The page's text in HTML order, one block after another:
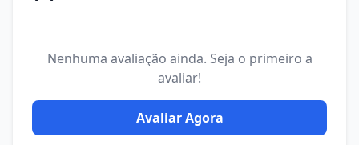
Nenhuma avaliação ainda. Seja o primeiro a
avaliar!
Avaliar Agora